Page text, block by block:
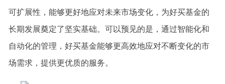
可扩展性，能够更好地应对未来市场变化，为好买基金的
长期发展奠定了坚实基础。可以预见的是，通过智能化和
自动化的管理，好买基金能够更高效地应对不断变化的市
场需求，提供更优质的服务。